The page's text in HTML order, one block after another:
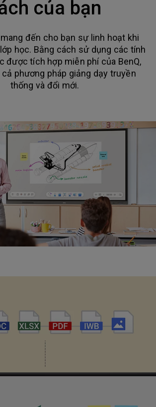
của bạn
đến cho bạn sự linh hoạt khi
học. Bằng cách sử dụng các tính
được tích hợp miễn phí của BenQ,
phương pháp giảng dạy truyền
thống và đổi mới.